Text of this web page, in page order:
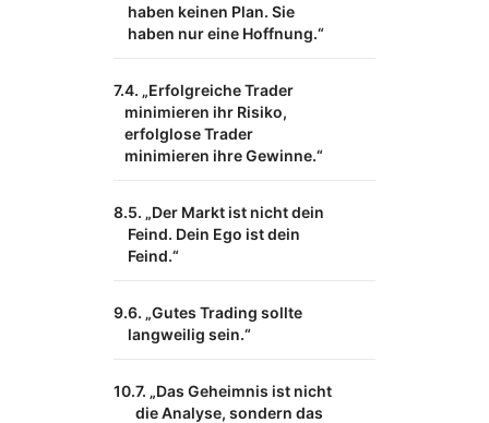
haben keinen Plan. Sie
haben nur eine Hoffnung.“
4. „Erfolgreiche Trader
minimieren ihr Risiko,
erfolglose Trader
minimieren ihre Gewinne.“
5. „Der Markt ist nicht dein
Feind. Dein Ego ist dein
Feind.“
6. „Gutes Trading sollte
langweilig sein.“
7. „Das Geheimnis ist nicht
die Analyse, sondern das